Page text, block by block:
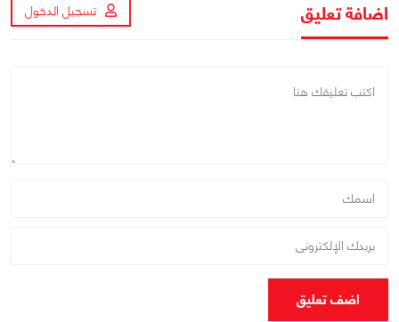
اضافة تعليق تسجيل الدخول
اضف تعليق